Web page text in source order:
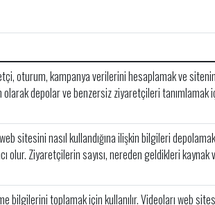
oturum, kampanya verilerini hesaplamak ve
olarak depolar ve benzersiz ziyaretçileri
sitesini nasıl kullandığına ilişkin bilgileri
Ziyaretçilerin sayısı, nereden geldikleri kaynak
bilgilerini toplamak için kullanılır. Videoları web